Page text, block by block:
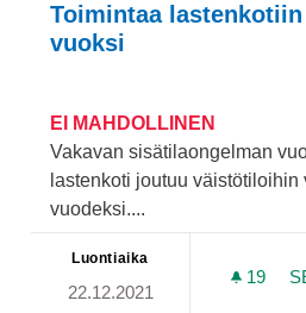
Toimintaa
vuoksi
EI MAHDOLLINEN
Vakavan sisätilaongelman
lastenkoti joutuu väistötiloihin
vuodeksi....
Luontiaika
22.12.2021
19